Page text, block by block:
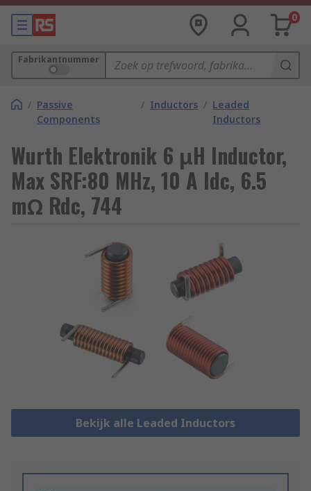
0
Fabrikantnummer
/ Passive
Components
/ Inductors / Leaded
Inductors
Wurth Elektronik 6 μH Inductor,
Max SRF:80 MHz, 10 A Idc, 6.5
mΩ Rdc, 744
Bekijk alle Leaded Inductors